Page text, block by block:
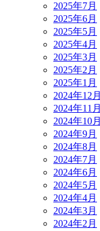
2025年7月
2025年6月
2025年5月
2025年4月
2025年3月
2025年2月
2025年1月
2024年12月
2024年11月
2024年10月
2024年9月
2024年8月
2024年7月
2024年6月
2024年5月
2024年4月
2024年3月
2024年2月